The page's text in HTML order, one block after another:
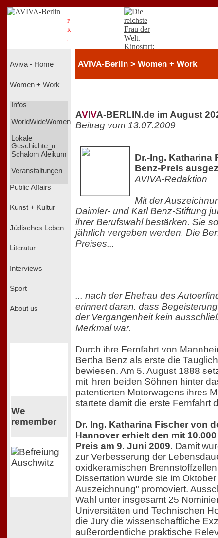
P
R
Aviva - Home
Women + Work
Infos
WorldWideWomen
Lokale
Geschichte_n
Schalom Aleikum
Veranstaltungen
Public Affairs
Kunst + Kultur
Jüdisches Leben
Literatur
Interviews
Sport
About us
We
remember
AVIVA-Berlin > Women + Work
AVIVA-BERLIN.de im August
Beitrag vom 13.07.2009
Dr.-Ing. Katharina
Benz-Preis
AVIVA-Redaktion
Mit der
Daimler- und Karl Benz-Stiftung
ihrer Berufswahl bestärken. Sie
jährlich vergeben werden. Die
Preises...
... nach der Ehefrau des
erinnert daran, dass
der Vergangenheit kein
Merkmal war.
Durch ihre Fernfahrt von
Bertha Benz als erste die
bewiesen. Am 5. August 1888
mit ihren beiden Söhnen hinter
patentierten Motorwagens ihres
startete damit die erste Fernfahrt
Dr. Ing. Katharina Fischer von
Hannover erhielt den mit
Preis am 9. Juni 2009. Damit
zur Verbesserung der
oxidkeramischen
Dissertation wurde sie im
Auszeichnung" promoviert.
Wahl unter insgesamt 25
Universitäten und Technischen
die Jury die wissenschaftliche
außerordentliche praktische